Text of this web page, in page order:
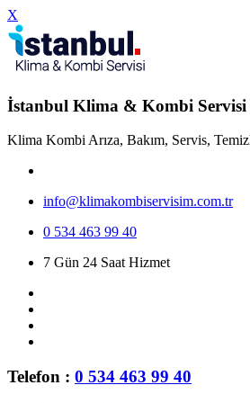
X
İstanbul Klima & Kombi Servisi
Klima Kombi Arıza, Bakım, Servis,
info@klimakombiservisim.com.tr
0 534 463 99 40
7 Gün 24 Saat Hizmet
Telefon : 0 534 463 99 40